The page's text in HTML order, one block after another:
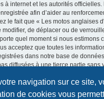
navigation sur ce site,
de cookies vous
à internet et les autorités officielles.
afin d’aider au
le fait que « Les motos anglaises
modifier, de déplacer ou de
quel moment si nous estimons
acceptez que toutes les
dans notre base de
diffusées à une tierce partie sans
motos anglaises d'avant 1983 », ni
en cas de tentative de
données.